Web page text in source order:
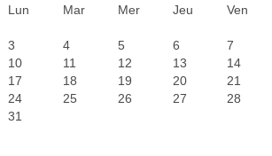
p
é
c
é
d
e
s
v
a
n
t
Lun
Mar Mer Jeu Ven
3
4 5 6 7
10
11 12 13 14
17
18 19 20 21
24
25 26 27 28
31